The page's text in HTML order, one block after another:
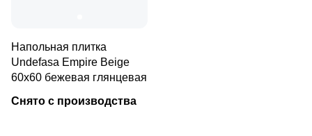
Напольная плитка
Undefasa Empire Beige
60x60 бежевая глянцевая
Снято с производства